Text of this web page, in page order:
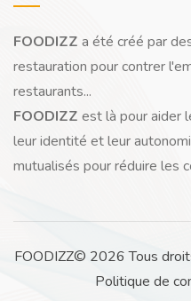
FOODIZZ a été créé par
restauration pour contrer
restaurants...
FOODIZZ est là pour aider
leur identité et leur
mutualisés pour réduire les
FOODIZZ© 2026 Tous
Politique de